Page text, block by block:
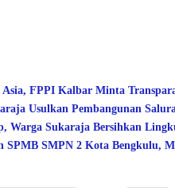
FPPI Kalbar Minta
Usulkan Pembangunan
Warga Sukaraja Bersihkan
SPMB SMPN 2 Kota Bengkulu,